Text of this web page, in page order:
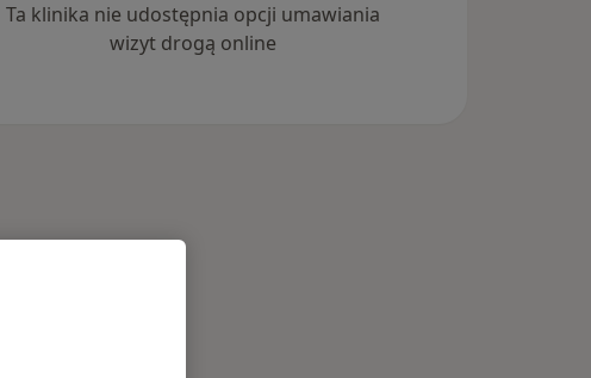
Ta klinika nie udostępnia opcji umawiania
wizyt drogą online